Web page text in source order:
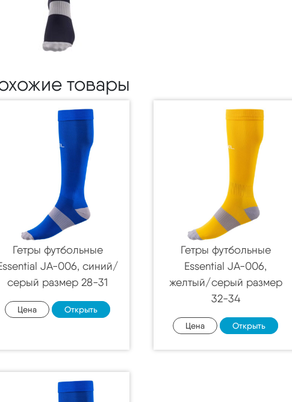
товары
Гетры футбольные
JA-006, синий/
серый размер 28-31
Цена Открыть
Гетры футбольные
Essential JA-006,
желтый/серый размер
32-34
Цена Открыть